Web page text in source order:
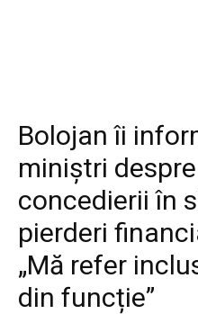
Bolojan îi
miniștri
concedierii în
pierderi
„Mă refer
din funcție”